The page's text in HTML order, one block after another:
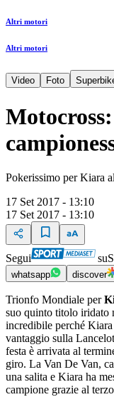
Altri motori
Altri motori
Video Foto
Pokerissimo per Kiara
17 Set 2017 - 13:10
17 Set 2017 - 13:10
Segui su
whatsapp discover
Trionfo Mondiale per
suo quinto titolo iridato
incredibile perché
vantaggio sulla
festa è arrivata al
giro. La Van De Van,
una salita e Kiara ha
campione grazie al